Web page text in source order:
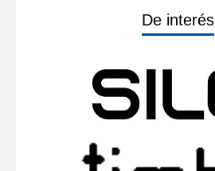
De interés